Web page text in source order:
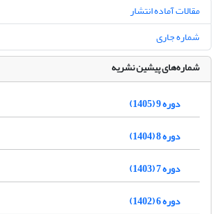
مقالات آماده انتشار
شماره جاری
شماره‌های پیشین نشریه
دوره 9 (1405)
دوره 8 (1404)
دوره 7 (1403)
دوره 6 (1402)